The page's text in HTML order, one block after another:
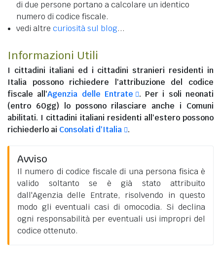
di due persone portano a calcolare un identico
numero di codice fiscale.
vedi altre curiosità sul blog...
Informazioni Utili
I cittadini italiani ed i cittadini stranieri residenti in
Italia possono richiedere l'attribuzione del codice
fiscale all'Agenzia delle Entrate
. Per i soli neonati
(entro 60gg) lo possono rilasciare anche i Comuni
abilitati. I cittadini italiani residenti all'esteropossono
richiederlo ai Consolati d'Italia .
Avviso
Il numero di codice fiscale di una persona fisica è
valido soltanto se è già stato attribuito
dall'Agenzia delle Entrate, risolvendo in questo
modo gli eventuali casi di omocodia. Si declina
ogni responsabilità per eventuali usi impropri del
codice ottenuto.